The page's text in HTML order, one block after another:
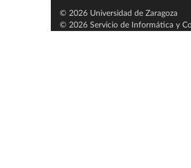
© 2026 Universidad de Zaragoza
© 2026 Servicio de Informática y